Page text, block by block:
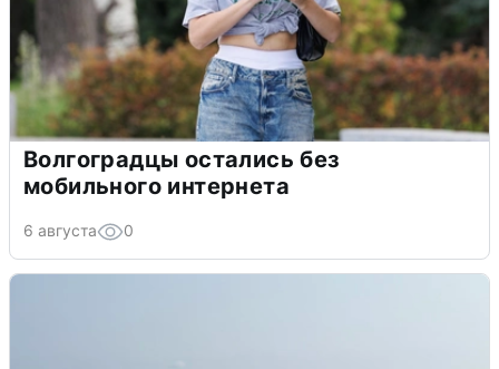
Волгоградцы остались без
мобильного интернета
6 августа 0